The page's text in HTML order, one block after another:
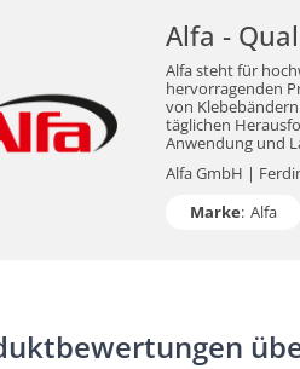
Alfa -
Alfa steht für
hervorragenden
von
täglichen
Anwendung und
Alfa GmbH |
Marke: Alfa